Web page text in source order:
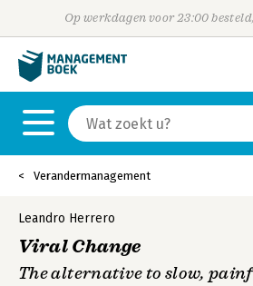
Op werkdagen voor 23:00
Verandermanagement
Leandro Herrero
Viral Change
The alternative to slow,